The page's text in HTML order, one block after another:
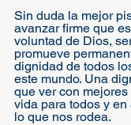
Sin duda la mejor
avanzar firme que
voluntad de Dios,
promueve
dignidad de todos
este mundo. Una
que ver con
vida para todos y
lo que nos rodea.